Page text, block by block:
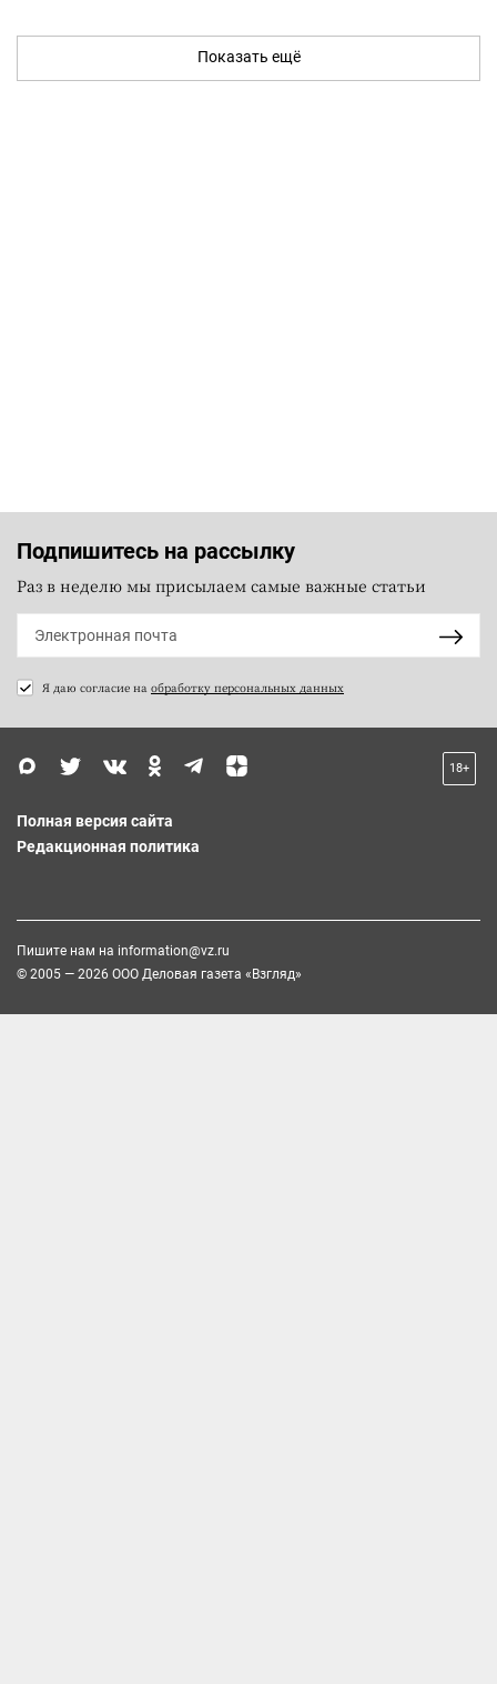
Показать ещё
Подпишитесь на рассылку
Раз в неделю мы присылаем самые важные статьи
Я даю согласие на обработку персональных данных
18+
Полная версия сайта
Редакционная политика
Пишите нам на information@vz.ru
© 2005 — 2026 ООО Деловая газета «Взгляд»